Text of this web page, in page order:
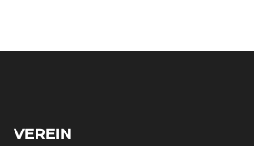
VEREIN